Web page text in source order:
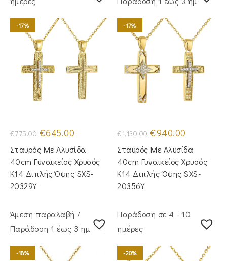
-17%
€775.00 Original
price
was:
€775.00.
€645.00
τιμή
είναι:
€645.00.
Σταυρός Με Αλυσίδα
40cm Γυναικείος Χρυσός
Κ14 Διπλής Όψης SXS-
20329Y
-17%
€1,130.00 Original
price
was:
€1,130.00.
€940.00
τιμή
είναι:
€940.00.
Σταυρός Με Αλυσίδα
40cm Γυναικείος Χρυσός
Κ14 Διπλής Όψης SXS-
20356Y
Άμεση παραλαβή /
Παράδoση 1 έως 3 ημέρες
-18%
Παράδοση σε 4 - 10
ημέρες
-20%